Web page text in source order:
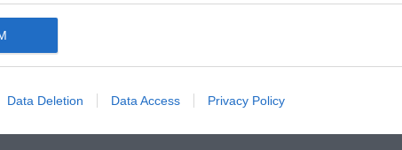
Data Deletion Data Access Privacy Policy